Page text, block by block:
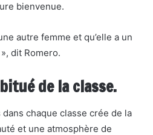
bienvenue.
autre femme et qu’elle a un
dit Romero.
de la classe.
chaque classe crée de la
et une atmosphère de